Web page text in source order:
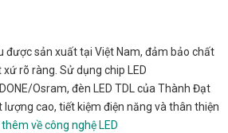
được sản xuất tại Việt Nam, đảm bảo chất
rõ ràng. Sử dụng chip LED
Osram, đèn LED TDL của Thành Đạt
cao, tiết kiệm điện năng và thân thiện
về công nghệ LED